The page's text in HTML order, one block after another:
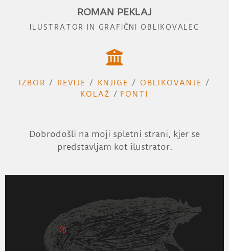
ROMAN PEKLAJ
ILUSTRATOR IN GRAFIČNI OBLIKOVALEC

IZBOR / REVIJE / KNJIGE / OBLIKOVANJE /
KOLAŽ / FONTI
Dobrodošli na moji spletni strani, kjer se
predstavljam kot ilustrator.